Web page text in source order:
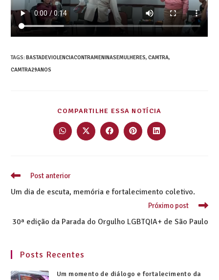
TAGS: BASTADEVIOLENCIACONTRAMENINASEMULHERES, CAMTRA,
CAMTRA29ANOS
COMPARTILHE ESSA NOTÍCIA
Post anterior
Um dia de escuta, memória e fortalecimento coletivo.
Próximo post
30ª edição da Parada do Orgulho LGBTQIA+ de São Paulo
Posts Recentes
Um momento de diálogo e fortalecimento da